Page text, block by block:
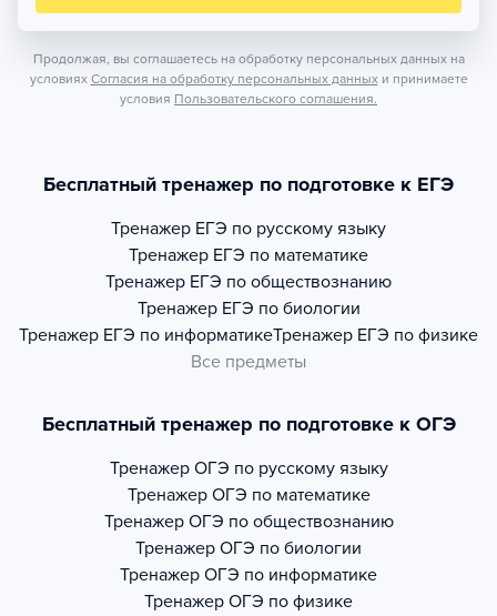
Продолжая, вы соглашаетесь на обработку персональных данных на
условиях Согласия на обработку персональных данных и принимаете
условия Пользовательского соглашения.
Бесплатный тренажер по подготовке к ЕГЭ
Тренажер ЕГЭ по русскому языку
Тренажер ЕГЭ по математике
Тренажер ЕГЭ по обществознанию
Тренажер ЕГЭ по биологии
Тренажер ЕГЭ по информатикеТренажер ЕГЭ по физике
Все предметы
Бесплатный тренажер по подготовке к ОГЭ
Тренажер ОГЭ по русскому языку
Тренажер ОГЭ по математике
Тренажер ОГЭ по обществознанию
Тренажер ОГЭ по биологии
Тренажер ОГЭ по информатике
Тренажер ОГЭ по физике